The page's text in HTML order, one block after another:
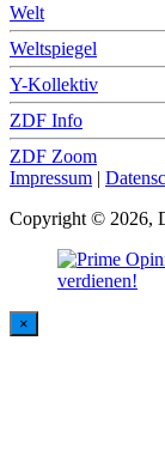
Welt
Weltspiegel
Y-Kollektiv
ZDF Info
ZDF Zoom
Impressum |
Copyright © 2026,
×